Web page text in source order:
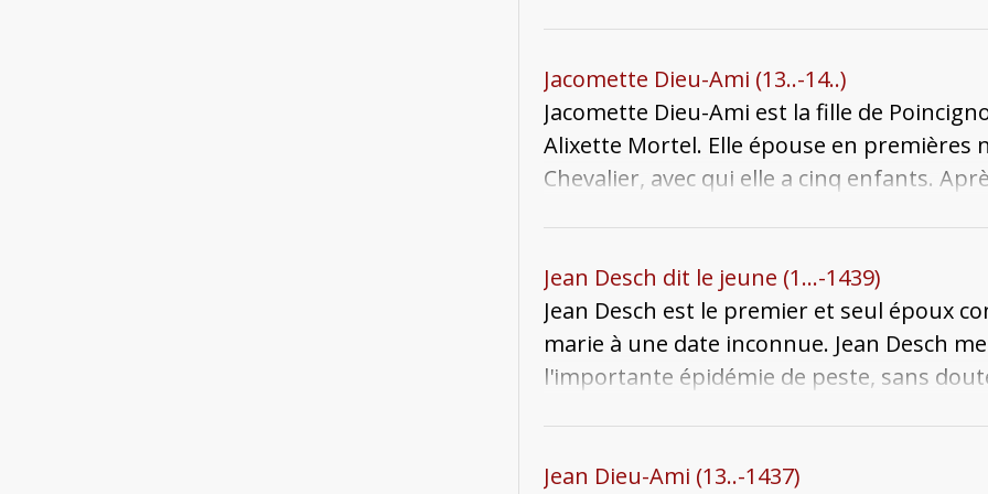
aujourd'hui une brasserie. L'autoroute
Jacomette Dieu-Ami (13..-14..)
Jacomette Dieu-Ami est la fille de
Alixette Mortel. Elle épouse en premières
Chevalier, avec qui elle a cinq enfants.
Jean Desch dit le jeune (1...-1439)
Jean Desch est le premier et seul époux
marie à une date inconnue. Jean Desch
l'importante épidémie de peste, sans
Jean Dieu-Ami (13..-1437)